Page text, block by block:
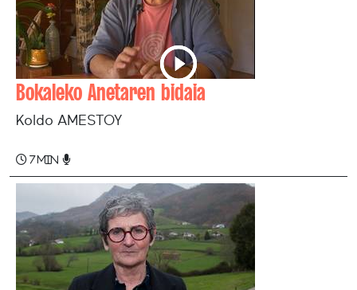
Bokaleko Anetaren bidaia
Koldo AMESTOY
7 min